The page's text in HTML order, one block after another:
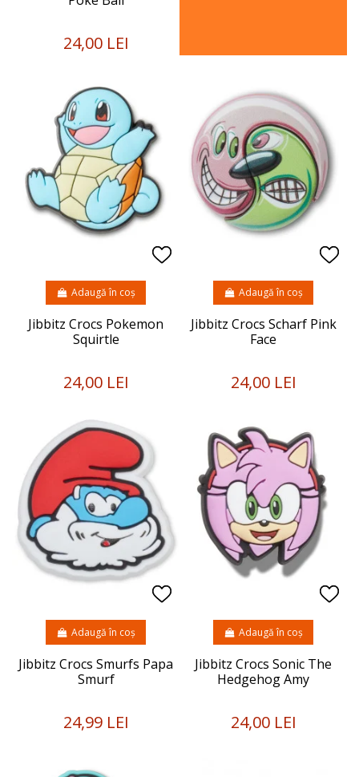
24,00 LEI
Jibbitz Crocs Pokemon
Squirtle
24,00 LEI
Adaugă în coș
Jibbitz Crocs Scharf Pink
Face
24,00 LEI
Adaugă în coș
Jibbitz Crocs Smurfs Papa
Smurf
24,99 LEI
Adaugă în coș
Jibbitz Crocs Sonic The
Hedgehog Amy
24,00 LEI
Adaugă în coș